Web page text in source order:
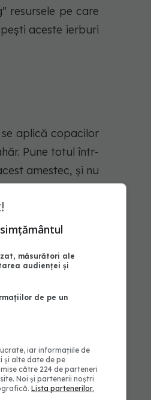
resursele pe care
aceste ierburi
aplică copacilor
Pune totul într-
amestec, și nu
vei fi surprins să
plantele tale să
de apă și
măsurători ale
audienței și
de pe un
iar informațiile de
și alte date de pe
către 224 de parteneri
Noi și partenerii noștri
Lista partenerilor.